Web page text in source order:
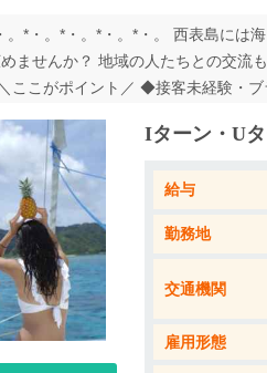
。*・。*・。*・。*・。 西表島に
ませんか？ 地域の人たちとの交流
ここがポイント／ ◆接客未経験・
ュノーケル、ダイビング、釣り、
＊＊ 薪窯を使った本格的なピザ
ール類も泡盛、日本酒、ワイン、
魅力☆ サンセットタイムには、テ
Iターン・U
給与
勤務地
交通機関
雇用形態